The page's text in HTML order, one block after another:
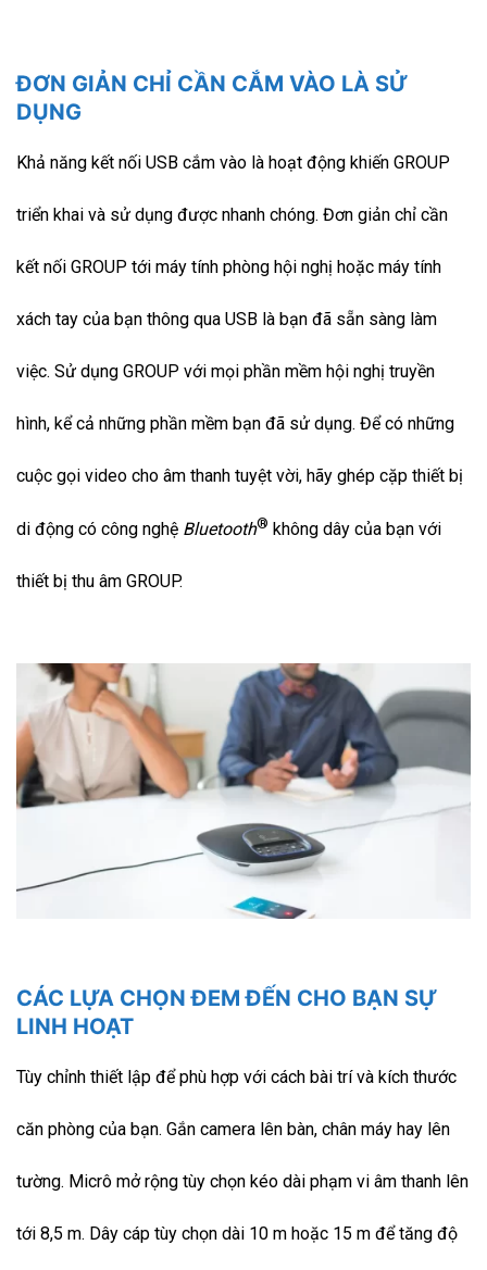
ĐƠN GIẢN CHỈ CẦN CẮM VÀO LÀ SỬ
DỤNG
Khả năng kết nối USB cắm vào là hoạt động khiến GROUP
triển khai và sử dụng được nhanh chóng. Đơn giản chỉ cần
kết nối GROUP tới máy tính phòng hội nghị hoặc máy tính
xách tay của bạn thông qua USB là bạn đã sẵn sàng làm
việc. Sử dụng GROUP với mọi phần mềm hội nghị truyền
hình, kể cả những phần mềm bạn đã sử dụng. Để có những
cuộc gọi video cho âm thanh tuyệt vời, hãy ghép cặp thiết bị
di động có công nghệ Bluetooth® không dây của bạn với
thiết bị thu âm GROUP.
CÁC LỰA CHỌN ĐEM ĐẾN CHO BẠN SỰ
LINH HOẠT
Tùy chỉnh thiết lập để phù hợp với cách bài trí và kích thước
căn phòng của bạn. Gắn camera lên bàn, chân máy hay lên
tường. Micrô mở rộng tùy chọn kéo dài phạm vi âm thanh lên
tới 8,5 m. Dây cáp tùy chọn dài 10 m hoặc 15 m để tăng độ